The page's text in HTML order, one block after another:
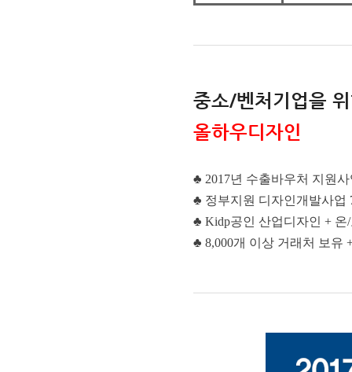
중소/벤처기업을
올하우디자인
♣ 2017년 수출바우처 지원
♣ 정부지원 디자인개발사업
♣ Kidp공인 산업디자인 +
♣ 8,000개 이상 거래처 보유